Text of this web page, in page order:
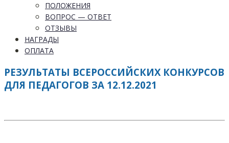
ПОЛОЖЕНИЯ
ВОПРОС — ОТВЕТ
ОТЗЫВЫ
НАГРАДЫ
ОПЛАТА
РЕЗУЛЬТАТЫ ВСЕРОССИЙСКИХ КОНКУРСОВ
ДЛЯ ПЕДАГОГОВ ЗА 12.12.2021